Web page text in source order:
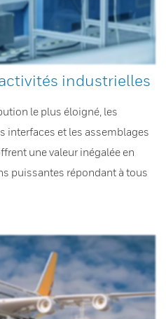
industrielles
le plus éloigné, les
interfaces et les assemblages
une valeur inégalée en
puissantes répondant à tous